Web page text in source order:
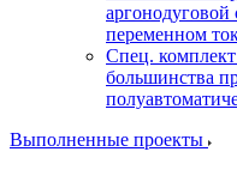
аргонодуговой
переменном
Спец.
большинства
Выполненные проекты